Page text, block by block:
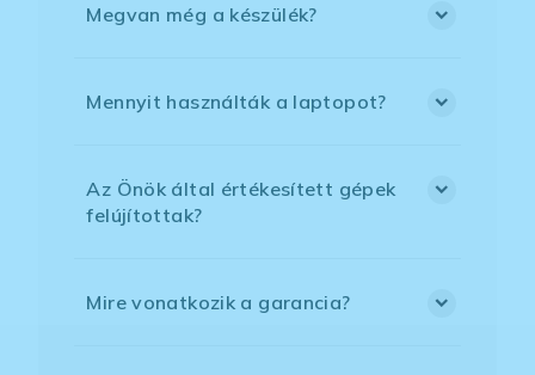
Megvan még a készülék?
Mennyit használták a laptopot?
Az Önök által értékesített gépek
felújítottak?
Mire vonatkozik a garancia?